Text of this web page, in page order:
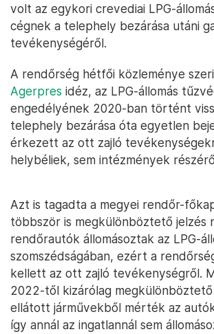
volt az egykori crevediai LPG-
cégnek a telephely bezárása utáni
tevékenységéről.
A rendőrség hétfői közleménye
Agerpres idéz, az LPG-állomás
engedélyének 2020-ban történt
telephely bezárása óta egyetlen
érkezett az ott zajló
helybéliek, sem intézmények
Azt is tagadta a megyei rendőr-
többször is megkülönböztető jelzés
rendőrautók állomásoztak az LPG-
szomszédságában, ezért a
kellett az ott zajló tevékenységről.
2022-től kizárólag megkülönböztető
ellátott járművekből mérték az
így annál az ingatlannál sem